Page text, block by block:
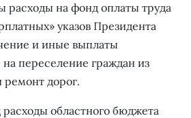
расходы на фонд оплаты труда
указов Президента
и иные выплаты
переселение граждан из
ремонт дорог.
областного бюджета